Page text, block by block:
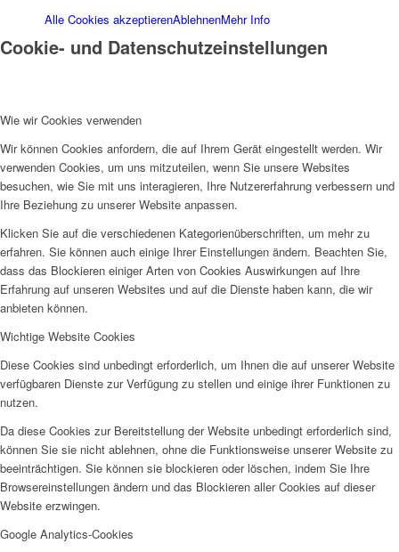
Links
Alle Cookies akzeptierenAblehnenMehr Info
Cookie- und Datenschutzeinstellungen
Wie wir Cookies verwenden
Wir können Cookies anfordern, die auf Ihrem Gerät eingestellt werden. Wir
verwenden Cookies, um uns mitzuteilen, wenn Sie unsere Websites
besuchen, wie Sie mit uns interagieren, Ihre Nutzererfahrung verbessern und
Ihre Beziehung zu unserer Website anpassen.
Klicken Sie auf die verschiedenen Kategorienüberschriften, um mehr zu
erfahren. Sie können auch einige Ihrer Einstellungen ändern. Beachten Sie,
dass das Blockieren einiger Arten von Cookies Auswirkungen auf Ihre
Erfahrung auf unseren Websites und auf die Dienste haben kann, die wir
anbieten können.
Wichtige Website Cookies
Diese Cookies sind unbedingt erforderlich, um Ihnen die auf unserer Website
verfügbaren Dienste zur Verfügung zu stellen und einige ihrer Funktionen zu
nutzen.
Da diese Cookies zur Bereitstellung der Website unbedingt erforderlich sind,
können Sie sie nicht ablehnen, ohne die Funktionsweise unserer Website zu
beeinträchtigen. Sie können sie blockieren oder löschen, indem Sie Ihre
Browsereinstellungen ändern und das Blockieren aller Cookies auf dieser
Website erzwingen.
Google Analytics-Cookies